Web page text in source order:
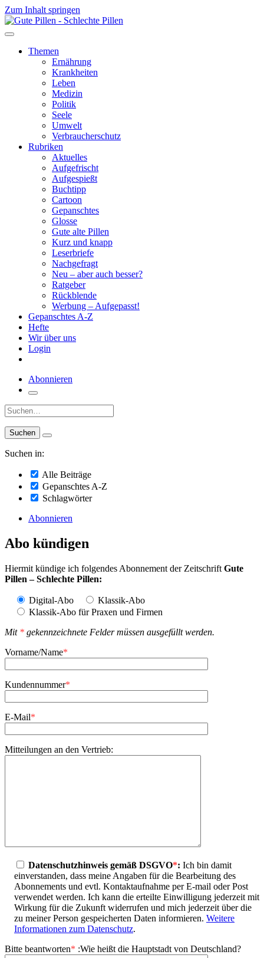
Zum Inhalt springen
Themen
Ernährung
Krankheiten
Leben
Medizin
Politik
Seele
Umwelt
Verbraucherschutz
Rubriken
Aktuelles
Aufgefrischt
Aufgespießt
Buchtipp
Cartoon
Gepanschtes
Glosse
Gute alte Pillen
Kurz und knapp
Leserbriefe
Nachgefragt
Neu – aber auch besser?
Ratgeber
Rückblende
Werbung – Aufgepasst!
Gepanschtes A-Z
Hefte
Wir über uns
Login
Abonnieren
Suche:
Suchen in:
Alle Beiträge
Gepanschtes A-Z
Schlagwörter
Abonnieren
Abo kündigen
Hiermit kündige ich folgendes Abonnement der Zeitschrift Gute
Pillen – Schlechte Pillen:
Digital-Abo
Klassik-Abo
Klassik-Abo für Praxen und Firmen
Mit * gekennzeichnete Felder müssen ausgefüllt werden.
Vorname/Name*
Kundennummer*
E-Mail*
Mitteilungen an den Vertrieb:
Datenschutzhinweis gemäß DSGVO*: Ich bin damit
einverstanden, dass meine Angaben für die Bearbeitung des
Abonnements und evtl. Kontaktaufnahme per E-mail oder Post
verwendet werden. Ich kann die erteilte Einwilligung jederzeit mit
Wirkung für die Zukunft widerrufen und mich jederzeit über die
zu meiner Person gespeicherten Daten informieren. Weitere
Informationen zum Datenschutz.
Bitte beantworten* :Wie heißt die Hauptstadt von Deutschland?